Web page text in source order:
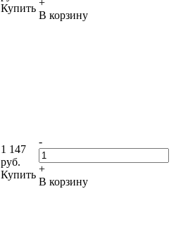
Купить
В корзину
1 147
руб.
Купить
-
+
В корзину